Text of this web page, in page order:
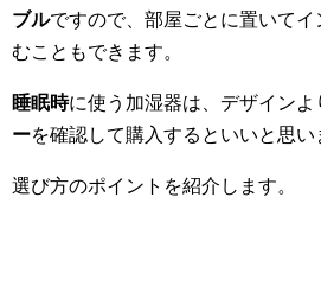
ブルですので、部屋ごとに置いて
むこともできます。
睡眠時に使う加湿器は、デザインよ
ーを確認して購入するといいと思い
選び方のポイントを紹介します。